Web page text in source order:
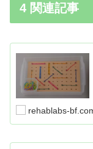
4 関連記事
rehablabs-